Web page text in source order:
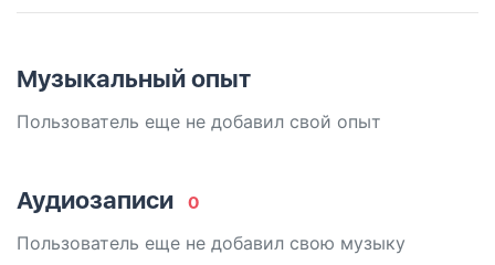
Музыкальный опыт
Пользователь еще не добавил свой опыт
Аудиозаписи 0
Пользователь еще не добавил свою музыку